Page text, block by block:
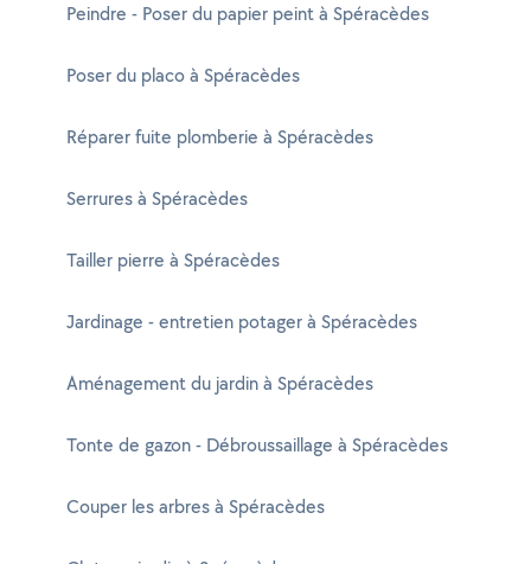
Peindre - Poser du papier peint à Spéracèdes
Poser du placo à Spéracèdes
Réparer fuite plomberie à Spéracèdes
Serrures à Spéracèdes
Tailler pierre à Spéracèdes
Jardinage - entretien potager à Spéracèdes
Aménagement du jardin à Spéracèdes
Tonte de gazon - Débroussaillage à Spéracèdes
Couper les arbres à Spéracèdes